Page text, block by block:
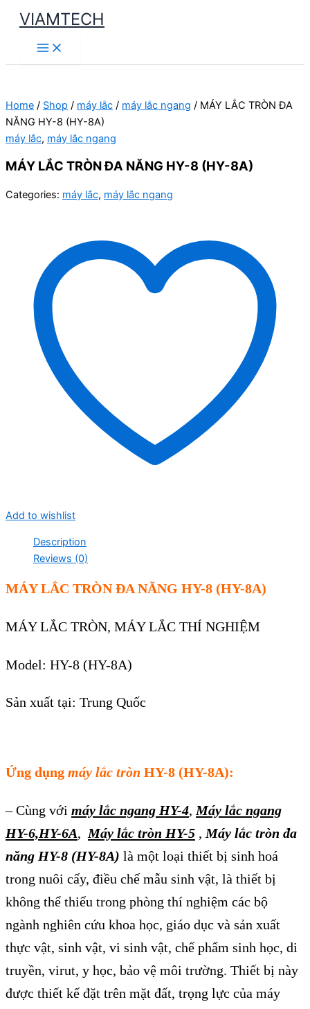
Skip
content
VIAMTECH
Main
Menu
Home / Shop / máy lắc / máy lắc ngang / MÁY LẮC TRÒN ĐA
NĂNG HY-8 (HY-8A)
máy lắc, máy lắc ngang
MÁY LẮC TRÒN ĐA NĂNG HY-8 (HY-8A)
Categories: máy lắc, máy lắc ngang
Add to wishlist
Description
Reviews (0)
MÁY LẮC TRÒN ĐA NĂNG HY-8 (HY-8A)
MÁY LẮC TRÒN, MÁY LẮC THÍ NGHIỆM
Model: HY-8 (HY-8A)
Sản xuất tại: Trung Quốc
Ứng dụng máy lắc tròn HY-8 (HY-8A):
– Cùng với máy lắc ngang HY-4, Máy lắc ngang
HY-6,HY-6A, Máy lắc tròn HY-5 , Máy lắc tròn đa
năng HY-8 (HY-8A) là một loại thiết bị sinh hoá
trong nuôi cấy, điều chế mẫu sinh vật, là thiết bị
không thể thiếu trong phòng thí nghiệm các bộ
ngành nghiên cứu khoa học, giáo dục và sản xuất
thực vật, sinh vật, vi sinh vật, chế phẩm sinh học, di
truyền, virut, y học, bảo vệ môi trường. Thiết bị này
được thiết kế đặt trên mặt đất, trọng lực của máy